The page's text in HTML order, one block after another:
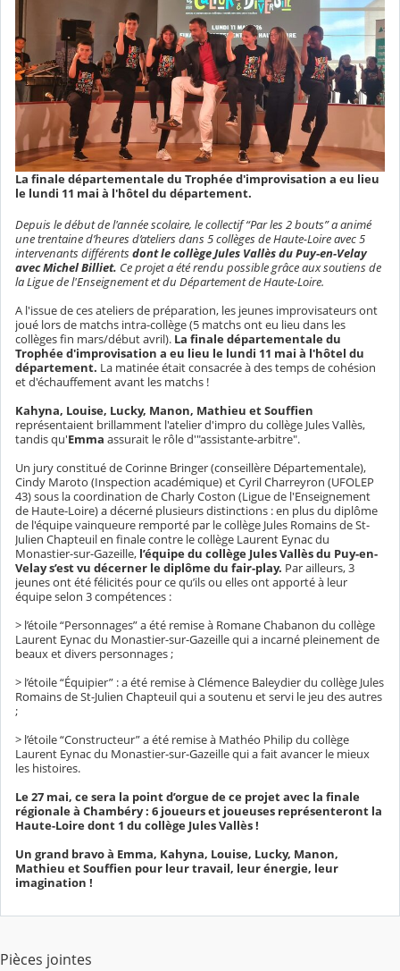
La finale départementale du Trophée d'improvisation a eu lieu
le lundi 11 mai à l'hôtel du département.
Depuis le début de l'année scolaire, le collectif “Par les 2 bouts” a animé
une trentaine d’heures d’ateliers dans 5 collèges de Haute-Loire avec 5
intervenants différentsdont le collège Jules Vallès du Puy-en-Velay
avec Michel Billiet. Ce projet a été rendu possible grâce aux soutiens de
la Ligue de l'Enseignement et du Département de Haute-Loire.
A l'issue de ces ateliers de préparation, les jeunes improvisateurs ont
joué lors de matchs intra-collège (5 matchs ont eu lieu dans les
collèges fin mars/début avril). La finale départementale du
Trophée d'improvisation a eu lieu le lundi 11 mai à l'hôtel du
département. La matinée était consacrée à des temps de cohésion
et d'échauffement avant les matchs !
Kahyna, Louise, Lucky, Manon, Mathieu et Souffien
représentaient brillamment l'atelier d'impro du collège Jules Vallès,
tandis qu'Emma assurait le rôle d'"assistante-arbitre".
Un jury constitué de Corinne Bringer (conseillère Départementale),
Cindy Maroto (Inspection académique) et Cyril Charreyron (UFOLEP
43) sous la coordination de Charly Coston (Ligue de l'Enseignement
de Haute-Loire) a décerné plusieurs distinctions : en plus du diplôme
de l'équipe vainqueure remporté par le collège Jules Romains de St-
Julien Chapteuil en finale contre le collège Laurent Eynac du
Monastier-sur-Gazeille, l’équipe du collège Jules Vallès du Puy-en-
Velay s’est vu décerner le diplôme du fair-play. Par ailleurs, 3
jeunes ont été félicités pour ce qu’ils ou elles ont apporté à leur
équipe selon 3 compétences :
> l’étoile “Personnages” a été remise à Romane Chabanon du collège
Laurent Eynac du Monastier-sur-Gazeille qui a incarné pleinement de
beaux et divers personnages ;
> l’étoile “Équipier” : a été remise à Clémence Baleydier du collège Jules
Romains de St-Julien Chapteuil qui a soutenu et servi le jeu des autres
;
> l’étoile “Constructeur” a été remise à Mathéo Philip du collège
Laurent Eynac du Monastier-sur-Gazeille qui a fait avancer le mieux
les histoires.
Le 27 mai, ce sera la point d’orgue de ce projet avec la finale
régionale à Chambéry : 6 joueurs et joueuses représenteront la
Haute-Loire dont 1 du collège Jules Vallès !
Un grand bravo à Emma, Kahyna, Louise, Lucky, Manon,
Mathieu et Souffien pour leur travail, leur énergie, leur
imagination !
Pièces jointes